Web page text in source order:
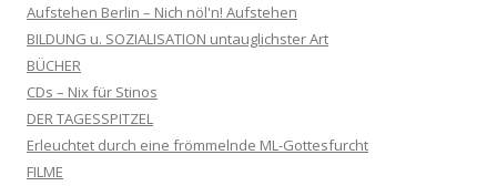
Aufstehen Berlin – Nich nöl'n! Aufstehen
BILDUNG u. SOZIALISATION untauglichster Art
BÜCHER
CDs – Nix für Stinos
DER TAGESSPITZEL
Erleuchtet durch eine frömmelnde ML-Gottesfurcht
FILME